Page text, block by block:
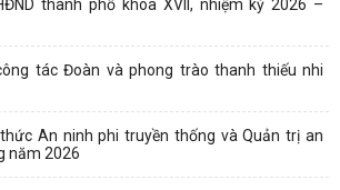
thành phố khóa XVII, nhiệm kỳ 2026 –
tác Đoàn và phong trào thanh thiếu nhi
An ninh phi truyền thống và Quản trị an
năm 2026